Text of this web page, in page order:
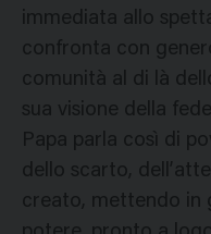
immediata allo
confronta con
comunità al di là
sua visione della
Papa parla così di
dello scarto,
creato, mettendo in